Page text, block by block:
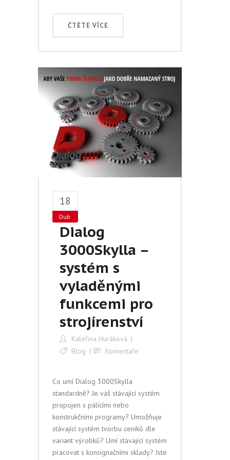
ČTĚTE VÍCE
18
Dub
Dialog
3000Skylla –
systém s
vyladěnými
funkcemi pro
strojírenství
Kateřina Huráková
Blog
Komentáře
Co umí Dialog 3000Skylla
standardně? Je váš stávající systém
propojen s pálícími nebo
konstrukčními programy? Umožňuje
stávající systém tvorbu ceníků dle
variant výrobků? Umí stávající systém
pracovat s konsignačními sklady? Jste